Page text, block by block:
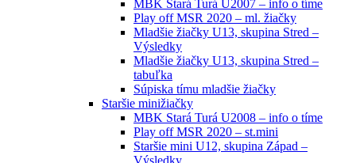
MBK Stará Turá U2007 – info o tíme
Play off MSR 2020 – ml. žiačky
Mladšie žiačky U13, skupina Stred –
Výsledky
Mladšie žiačky U13, skupina Stred –
tabuľka
Súpiska tímu mladšie žiačky
Staršie minižiačky
MBK Stará Turá U2008 – info o tíme
Play off MSR 2020 – st.mini
Staršie mini U12, skupina Západ –
Výsledky